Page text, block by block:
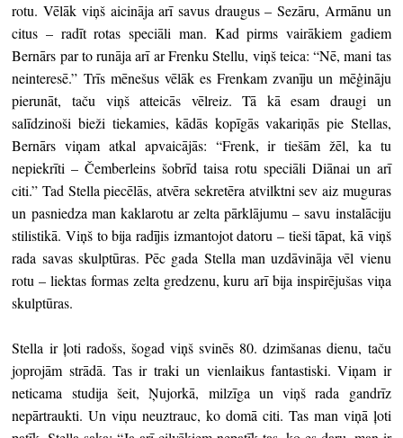
rotu. Vēlāk viņš aicināja arī savus draugus – Sezāru, Armānu un
citus – radīt rotas speciāli man. Kad pirms vairākiem gadiem
Bernārs par to runāja arī ar Frenku Stellu, viņš teica: “Nē, mani tas
neinteresē.” Trīs mēnešus vēlāk es Frenkam zvanīju un mēģināju
pierunāt, taču viņš atteicās vēlreiz. Tā kā esam draugi un
salīdzinoši bieži tiekamies, kādās kopīgās vakariņās pie Stellas,
Bernārs viņam atkal apvaicājās: “Frenk, ir tiešām žēl, ka tu
nepiekrīti – Čemberleins šobrīd taisa rotu speciāli Diānai un arī
citi.” Tad Stella piecēlās, atvēra sekretēra atvilktni sev aiz muguras
un pasniedza man kaklarotu ar zelta pārklājumu – savu instalāciju
stilistikā. Viņš to bija radījis izmantojot datoru – tieši tāpat, kā viņš
rada savas skulptūras. Pēc gada Stella man uzdāvināja vēl vienu
rotu – liektas formas zelta gredzenu, kuru arī bija inspirējušas viņa
skulptūras.
Stella ir ļoti radošs, šogad viņš svinēs 80. dzimšanas dienu, taču
joprojām strādā. Tas ir traki un vienlaikus fantastiski. Viņam ir
neticama studija šeit, Ņujorkā, milzīga un viņš rada gandrīz
nepārtraukti. Un viņu neuztrauc, ko domā citi. Tas man viņā ļoti